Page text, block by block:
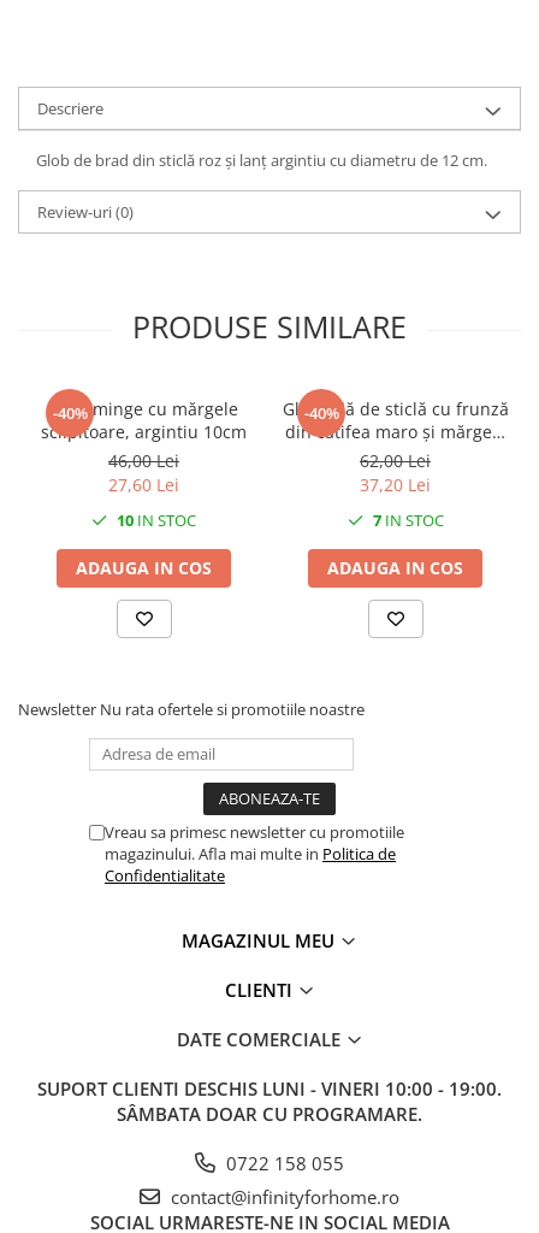
Descriere
Glob de brad din sticlă roz și lanț argintiu cu diametru de 12 cm.
Review-uri(0)
PRODUSE SIMILARE
-40%
Glob minge cu mărgele
sclipitoare, argintiu 10cm
46,00 Lei
27,60 Lei
10 IN STOC
ADAUGA IN COS
-40%
Glob bilă de sticlă cu frunză
din catifea maro și mărgele
argintii, 10cm
62,00 Lei
37,20 Lei
7IN STOC
ADAUGA IN COS
Newsletter Nu rata ofertele si promotiile noastre
Vreau sa primesc newsletter cu promotiile
magazinului. Afla mai multe in Politica de
Confidentialitate
MAGAZINUL MEU
CLIENTI
DATE COMERCIALE
SUPORT CLIENTI DESCHIS LUNI - VINERI 10:00 - 19:00.
SÂMBATA DOAR CU PROGRAMARE.
0722 158 055
contact@infinityforhome.ro
SOCIAL URMARESTE-NE IN SOCIAL MEDIA